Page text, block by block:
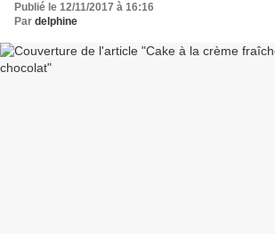
Publié le 12/11/2017 à 16:16
Par delphine